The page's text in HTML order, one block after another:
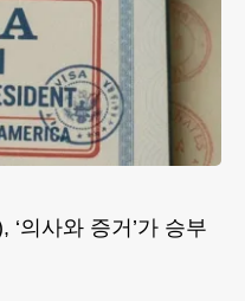
의사와 증거’가 승부